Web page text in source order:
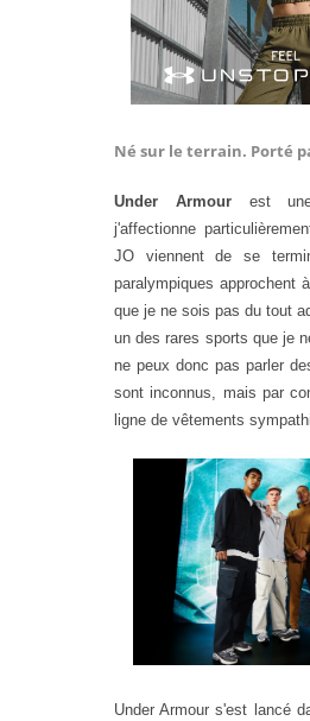
Né sur le terrain. Porté
Under Armourest une
j'affectionne
JO viennent de se
paralympiques approchent
que je ne sois pas du tout
un des rares sports que je
ne peux donc pas parler
sont inconnus, mais par
ligne de vêtements
Under Armour s'est lancé